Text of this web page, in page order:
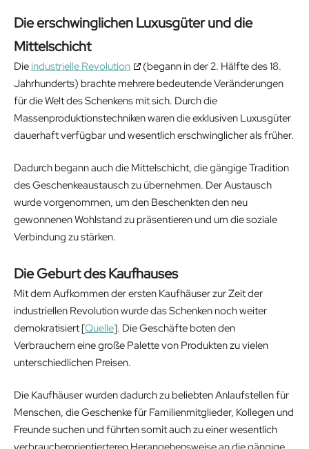
Die erschwinglichen Luxusgüter und die
Mittelschicht
Die industrielle Revolution
(begann in der 2. Hälfte des 18.
Jahrhunderts) brachte mehrere bedeutende Veränderungen
für die Welt des Schenkens mit sich. Durch die
Massenproduktionstechniken waren die exklusiven Luxusgüter
dauerhaft verfügbar und wesentlich erschwinglicher als früher.
Dadurch begann auch die Mittelschicht, die gängige Tradition
des Geschenkeaustausch zu übernehmen. Der Austausch
wurde vorgenommen, um den Beschenkten den neu
gewonnenen Wohlstand zu präsentieren und um die soziale
Verbindung zu stärken.
Die Geburt des Kaufhauses
Mit dem Aufkommen der ersten Kaufhäuser zur Zeit der
industriellen Revolution wurde das Schenken noch weiter
demokratisiert [Quelle]. Die Geschäfte boten den
Verbrauchern eine große Palette von Produkten zu vielen
unterschiedlichen Preisen.
Die Kaufhäuser wurden dadurch zu beliebten Anlaufstellen für
Menschen, die Geschenke für Familienmitglieder, Kollegen und
Freunde suchen und führten somit auch zu einer wesentlich